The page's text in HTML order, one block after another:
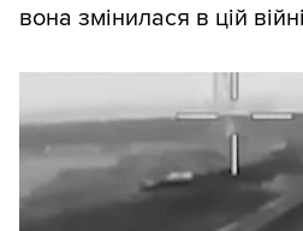
вона змінилася в цій